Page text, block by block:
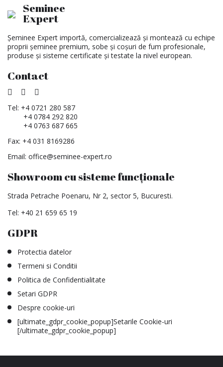
Seminee
Expert
Șeminee Expert importă, comercializează și montează cu echipe
proprii șeminee premium, sobe și coșuri de fum profesionale,
produse și sisteme certificate și testate la nivel european.
Contact
Tel: +4 0721 280 587
+4 0784 292 820
+4 0763 687 665
Fax: +4 031 8169286
Email: office@seminee-expert.ro
Showroom cu sisteme funcționale
Strada Petrache Poenaru, Nr 2, sector 5, Bucuresti.
Tel: +40 21 659 65 19
GDPR
Protectia datelor
Termeni si Conditii
Politica de Confidentialitate
Setari GDPR
Despre cookie-uri
[ultimate_gdpr_cookie_popup]Setarile Cookie-uri
[/ultimate_gdpr_cookie_popup]